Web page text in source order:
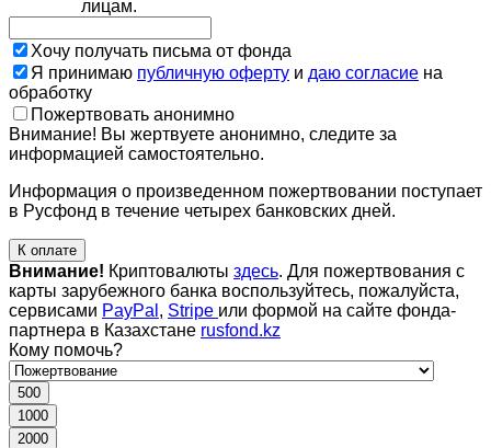
лицам.
Хочу получать письма от фонда
Я принимаю публичную оферту и даю согласие на
обработку
Пожертвовать анонимно
Внимание! Вы жертвуете анонимно, следите за
информацией самостоятельно.
Информация о произведенном пожертвовании поступает
в Русфонд в течение четырех банковских дней.
К оплате
Внимание! Криптовалюты здесь. Для пожертвования с
карты зарубежного банка воспользуйтесь, пожалуйста,
сервисами PayPal , Stripe или формой на сайте фонда-
партнера в Казахстане rusfond.kz
Кому помочь?
500
1000
2000